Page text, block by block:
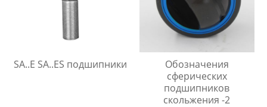
SA..E SA..ES подшипники
Обозначения
сферических
подшипников
скольжения -2